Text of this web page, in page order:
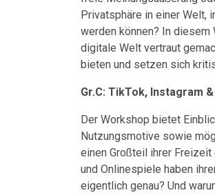
Privatsphäre in einer Welt,
werden können? In
digitale Welt vertraut
bieten und setzen sich
Gr.C: TikTok, Instagram
Der Workshop bietet
Nutzungsmotive sowie
einen Großteil ihrer Freizeit
und Onlinespiele haben
eigentlich genau? Und